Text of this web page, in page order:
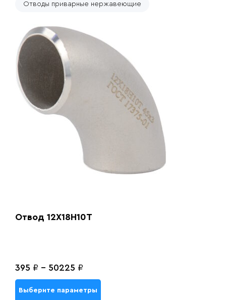
Отводы приварные нержавеющие
Отвод 12Х18Н10Т
395 ₽ - 50225 ₽
Выберите параметры